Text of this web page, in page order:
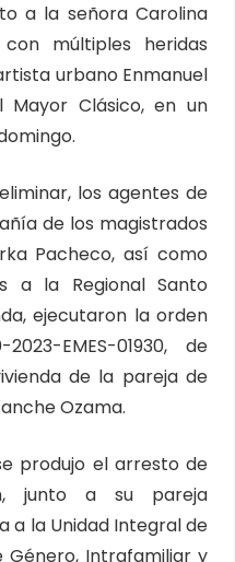
a la señora Carolina
múltiples heridas
urbano Enmanuel
Mayor Clásico, en un
los agentes de
de los magistrados
Pacheco, así como
a la Regional Santo
ejecutaron la orden
EMES-01930, de
de la pareja de
Ozama.
produjo el arresto de
junto a su pareja
a la Unidad Integral de
Género, Intrafamiliar y